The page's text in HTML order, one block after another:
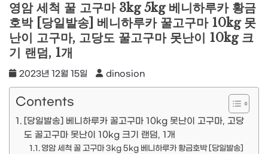
영암 세척 꿀 고구마 3kg 5kg 베니하루카 황금
호박 [당일발송] 베니하루카 꿀고구마 10kg 못
난이 고구마, 고당도 꿀고구마 못난이 10kg 크
기 랜덤, 1개
2023년 12월 15일 dinosion
Contents
[당일발송] 베니하루카 꿀고구마 10kg 못난이 고구마, 고당
도 꿀고구마 못난이 10kg 크기 랜덤, 1개
영암 세척 꿀 고구마 3kg 5kg 베니하루카 황금호박 [당일발송]